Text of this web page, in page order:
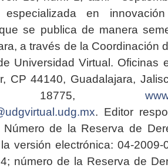
especializada en
se publica de manera
a través de la Coordinación
Universidad Virtual. Oficinas
CP 44140, Guadalajara,
18775,
. Editor
Número de la Reserva de
versión electrónica: 04-2009-
número de la Reserva de